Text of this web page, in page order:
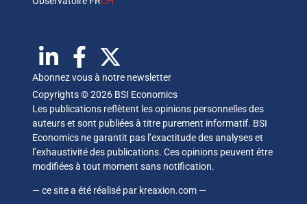
Abonnez vous à notre newsletter
Copyrights © 2026 BSI Economics
Les publications reflètent les opinions personnelles des
auteurs et sont publiées à titre purement informatif. BSI
Economics ne garantit pas l’exactitude des analyses et
l’exhaustivité des publications. Ces opinions peuvent être
modifiées à tout moment sans notification.
— ce site a été réalisé par kreaxion.com —